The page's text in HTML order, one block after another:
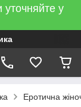
у
Еротична